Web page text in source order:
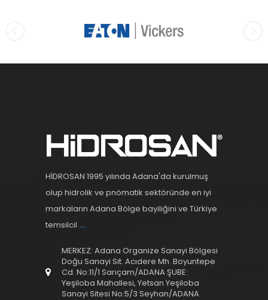
HİDROSAN 1995 yılında Adana'da kurulmuş
olup hidrolik ve pnömatik sektöründe en iyi
markaların Adana Bölge bayiliğini ve Türkiye
temsilcil ...
MERKEZ: Adana Organize Sanayi Bölgesi
Doğu Sanayi Sit. Acıdere Mh. Boyuntepe
Cd. No:11/1 Sarıçam/ADANA ŞUBE:
Yeşiloba Mahallesi, Yetsan Yeşiloba
Sanayi Sitesi No:5/3 Seyhan/ADANA